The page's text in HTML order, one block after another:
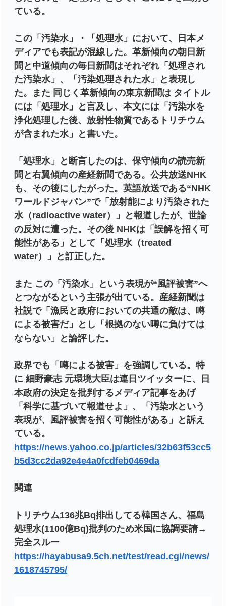
ている。
この「汚染水」・「処理水」において、日本メ
ディアでも表記が混線した。革新傾向の朝日新
聞と中道傾向の毎日新聞はそれぞれ「処理され
た汚染水」、「汚染処理された水」と表現し
た。また 同じく革新傾向の東京新聞は タイトル
には「処理水」と言及し、本文には「汚染水を
浄化処理した後、放射性物質であるトリチウム
が含まれた水」と書いた。
「処理水」と断言したのは、保守傾向の読売新
聞と右翼傾向の産経新聞である。公共放送NHK
も、その後にしたがった。英語放送である“NHK
ワールドジャパン”で「放射能により汚染された
水（radioactive water）」と報道したが、世論
の反対に遭った。その後 NHKは「誤解を招く可
能性がある」として「処理水（treated
water）」と訂正した。
また この「汚染水」という表現が“風評被害”へ
とつながるという主張が出ている。産経新聞は
社説で「漁民と政府においての共通の敵は、噂
による被害だ」とし「根拠のない噂に負けては
ならない」と論評した。
政界でも「噂による被害」を強調している。特
に 細野豪志 元環境大臣は連日ツイッターに、日
本政府の決定を批判するメディア記事をあげ
「科学に基づいて報道せよ」、「汚染水という
表現が、風評被害を招く可能性がある」と訴え
ている。
https://news.yahoo.co.jp/articles/32b63f53cc5
b5d3cc2da92e4e4a0fcdfeb0469da
関連
トリチウム136兆Bq排出してる韓国さん、福島
処理水(1100億Bq)批判のため米国に協調要請→
完全スルー
https://hayabusa9.5ch.net/test/read.cgi/news/
1618745795/